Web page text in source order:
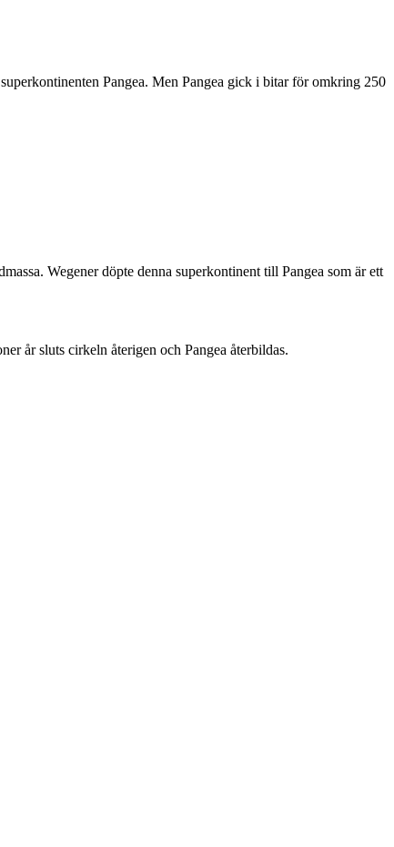
Pangea. Men Pangea gick i bitar för omkring 250
Wegener döpte denna superkontinent till Pangea som är ett
år sluts cirkeln återigen och Pangea återbildas.